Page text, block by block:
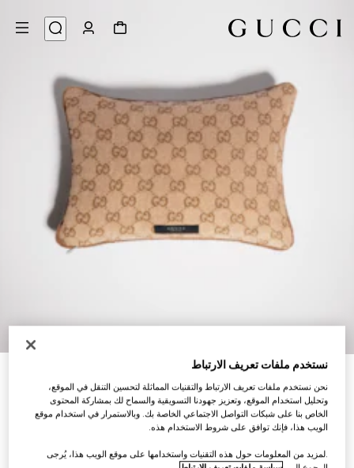
وسادة مستطيلة من القطن بنقش GG
SAR 1,800
تنويعات قطن باللونين البيج والبني الفاتح بنقش GG
نستخدم ملفات تعريف الارتباط
نحن نستخدم ملفات تعريف الارتباط والتقنيات المماثلة لتحسين التنقل في الموقع،
وتحليل استخدام الموقع، وتعزيز جهودنا التسويقية والسماح لك بمشاركة المحتوى
الخاص بنا على شبكات التواصل الاجتماعي الخاصة بك. وبالاستمرار في استخدام موقع
الويب هذا، فإنك توافق على شروط الاستخدام هذه.
.لمزيد من المعلومات حول هذه التقنيات واستخدامها على موقع الويب هذا، يُرجى